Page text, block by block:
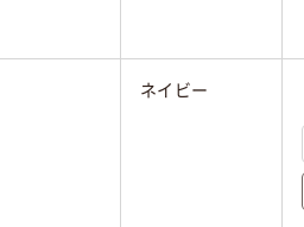
ネイビー